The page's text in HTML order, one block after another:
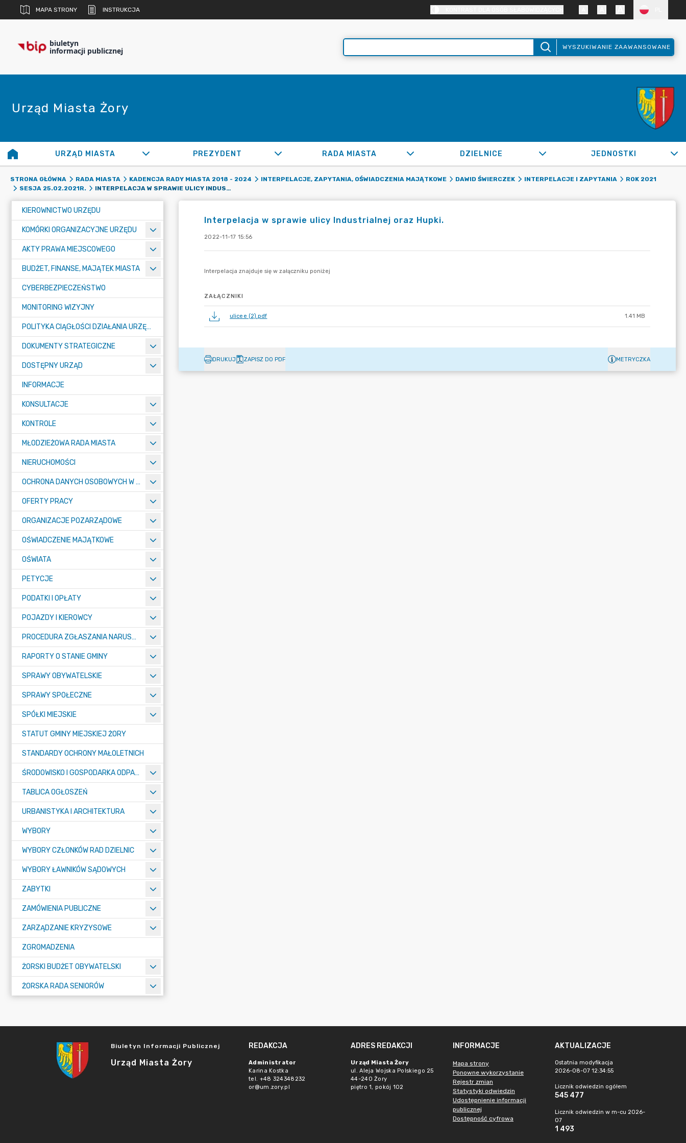
MAPA STRONY INSTRUKCJA
biuletyn
informacji publicznej WYSZUKIWANIE ZAAWANSOWANE
Urząd Miasta Żory
URZĄD MIASTA PREZYDENT RADA MIASTA DZIELNICE JEDNOSTKI
STRONA GŁÓWNA RADA MIASTA KADENCJA RADY MIASTA 2018 - 2024 INTERPELACJE, ZAPYTANIA, OŚWIADCZENIA MAJĄTKOWE DAWID ŚWIERCZEK INTERPELACJE I ZAPYTANIA
ROK 2021
SESJA 25.02.2021R.
INTERPELACJA W SPRAWIE ULICY INDUSTRIALNEJ ORAZ HUPKI.
KIEROWNICTWO URZĘDU
KOMÓRKI ORGANIZACYJNE URZĘDU
AKTY PRAWA MIEJSCOWEGO
BUDŻET, FINANSE, MAJĄTEK MIASTA
CYBERBEZPIECZEŃSTWO
MONITORING WIZYJNY
POLITYKA CIĄGŁOŚCI DZIAŁANIA URZĘDU MIASTA ŻORY
DOKUMENTY STRATEGICZNE
DOSTĘPNY URZĄD
INFORMACJE
KONSULTACJE
KONTROLE
MŁODZIEŻOWA RADA MIASTA
NIERUCHOMOŚCI
OCHRONA DANYCH OSOBOWYCH W URZĘDZIE MIASTA ŻORY - RODO
OFERTY PRACY
ORGANIZACJE POZARZĄDOWE
OŚWIADCZENIE MAJĄTKOWE
OŚWIATA
PETYCJE
PODATKI I OPŁATY
POJAZDY I KIEROWCY
PROCEDURA ZGŁASZANIA NARUSZEŃ PRAWA
RAPORTY O STANIE GMINY
SPRAWY OBYWATELSKIE
SPRAWY SPOŁECZNE
SPÓŁKI MIEJSKIE
STATUT GMINY MIEJSKIEJ ŻORY
STANDARDY OCHRONY MAŁOLETNICH
ŚRODOWISKO I GOSPODARKA ODPADAMI
TABLICA OGŁOSZEŃ
URBANISTYKA I ARCHITEKTURA
WYBORY
WYBORY CZŁONKÓW RAD DZIELNIC
WYBORY ŁAWNIKÓW SĄDOWYCH
ZABYTKI
ZAMÓWIENIA PUBLICZNE
ZARZĄDZANIE KRYZYSOWE
ZGROMADZENIA
ŻORSKI BUDŻET OBYWATELSKI
ŻORSKA RADA SENIORÓW
Interpelacja w sprawie ulicy Industrialnej oraz Hupki.
2022-11-17 15:56
ZAŁĄCZNIKI
ulicee (2).pdf 1.41 MB
DRUKUJ ZAPISZ DO PDF METRYCZKA
Biuletyn Informacji Publicznej
Urząd Miasta Żory
REDAKCJA
Administrator
Karina Kostka
tel. +48 324348232
or@um.zory.pl
ADRES REDAKCJI
Urząd Miasta Żory
ul. Aleja Wojska Polskiego 25
44-240 Żory
piętro 1, pokój 102
INFORMACJE
Mapa strony
Ponowne wykorzystanie
Rejestr zmian
Statystyki odwiedzin
Udostępnienie informacji
publicznej
Dostępność cyfrowa
AKTUALIZACJE
Ostatnia modyfikacja
2026-08-07 12:34:55
Licznik odwiedzin ogółem
545 477
Licznik odwiedzin w m-cu 2026-
07
1 493